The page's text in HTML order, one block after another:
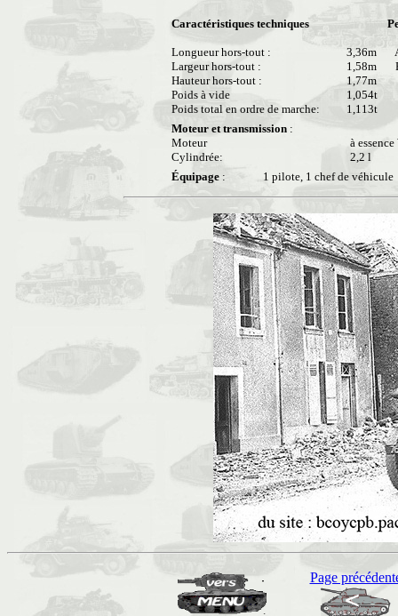
Caractéristiques techniques
Longueur hors-tout :
Largeur hors-tout :
Hauteur hors-tout :
Poids à vide
Poids total en ordre de marche:
3,36m
1,58m
1,77m
1,054t
1,113t
Moteur et transmission :
Moteur
Cylindrée:
à
2,2 l
Équipage : 1 pilote, 1 chef de véhicule
Page